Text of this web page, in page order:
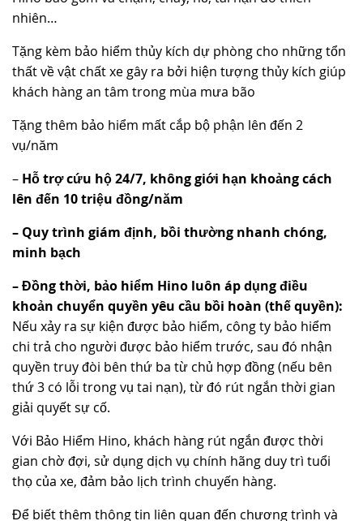
nhiên…
Tặng kèm bảo hiểm thủy kích dự phòng cho những tổn
thất về vật chất xe gây ra bởi hiện tượng thủy kích giúp
khách hàng an tâm trong mùa mưa bão
Tặng thêm bảo hiểm mất cắp bộ phận lên đến 2
vụ/năm
– Hỗ trợ cứu hộ 24/7, không giới hạn khoảng cách
lên đến 10 triệu đồng/năm
– Quy trình giám định, bồi thường nhanh chóng,
minh bạch
– Đồng thời, bảo hiểm Hino luôn áp dụng điều
khoản chuyển quyền yêu cầu bồi hoàn (thế quyền):
Nếu xảy ra sự kiện được bảo hiểm, công ty bảo hiểm
chi trả cho người được bảo hiểm trước, sau đó nhận
quyền truy đòi bên thứ ba từ chủ hợp đồng (nếu bên
thứ 3 có lỗi trong vụ tai nạn), từ đó rút ngắn thời gian
giải quyết sự cố.
Với Bảo Hiểm Hino, khách hàng rút ngắn được thời
gian chờ đợi, sử dụng dịch vụ chính hãng duy trì tuổi
thọ của xe, đảm bảo lịch trình chuyến hàng.
Để biết thêm thông tin liên quan đến chương trình và